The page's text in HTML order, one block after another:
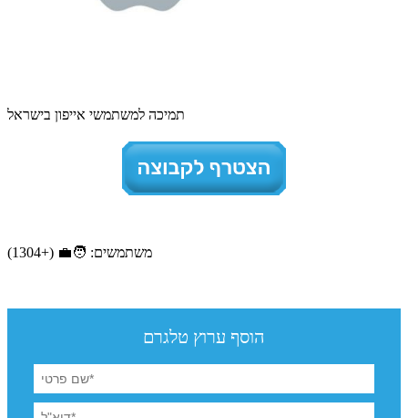
תמיכה למשתמשי אייפון בישראל
משתמשים: 🧑‍💼 (+1304)
הוסף ערוץ טלגרם